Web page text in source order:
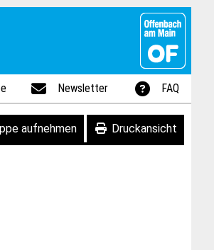
Newsletter FAQ
aufnehmen Druckansicht